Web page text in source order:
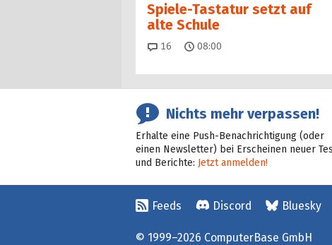
Spiele-Tastatur setzt auf
alte Schule
16 Kommentare
08:00
Nichts mehr verpassen!
Erhalte eine Push-Benachrichtigung (oder
einen Newsletter) bei Erscheinen neuer
und Berichte: Jetzt anmelden!
Feeds Discord Bluesky
© 1999–2026 ComputerBase GmbH